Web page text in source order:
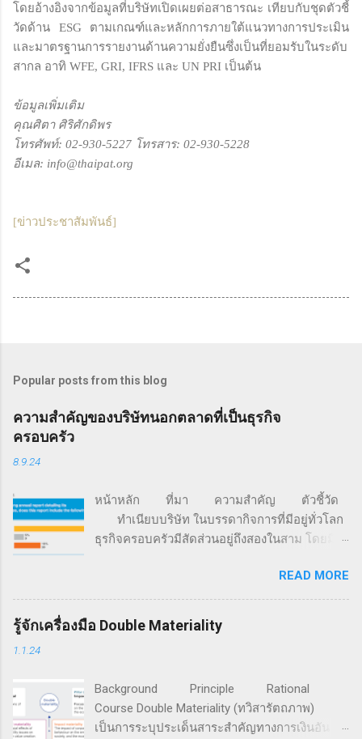
โดยอ้างอิงจากข้อมูลที่บริษัทเปิดเผยต่อสาธารณะ เทียบกับชุดตัวชี้
วัดด้าน ESG ตามเกณฑ์และหลักการภายใต้แนวทางการประเมิน
และมาตรฐานการรายงานด้านความยั่งยืนซึ่งเป็นที่ยอมรับในระดับ
สากล อาทิ WFE, GRI, IFRS และ UN PRI เป็นต้น
ข้อมูลเพิ่มเติม
คุณศิตา ศิริศักดิพร
โทรศัพท์: 02-930-5227 โทรสาร: 02-930-5228
อีเมล: info@thaipat.org
[ข่าวประชาสัมพันธ์]
Popular posts from this blog
ความสำคัญของบริษัทนอกตลาดที่เป็นธุรกิจ
ครอบครัว
8.9.24
หน้าหลัก ที่มา ความสำคัญ ตัวชี้วัด
ทำเนียบบริษัท ในบรรดากิจการที่มีอยู่ทั่วโลก
ธุรกิจครอบครัวมีสัดส่วนอยู่ถึงสองในสาม โดยมี
สัดส่วนการจ้างงานอยู่ราว 60% นอกจากนี้ 85%
ของธุรกิจสตาร์ตอัปทั่วโลก ถูกก่อตั้งขึ้นด้วยเงิน
จากครอบครัว (ที่มา: FFI Global Data Points) จาก
ข้อมูลการสำรวจของ Family Business Network
ใน 65 ประเทศทั่วโลก ระบุว่า แม้กิจการครอบครัว
จะให้ความสำคัญเพิ่มขึ้นกับประเด็นสิ่งแวดล้อม
สังคม และธรรมาภิบาล (ESG) แต่เกือบ 60% ของ
READ MORE
รู้จักเครื่องมือ Double Materiality
1.1.24
Background Principle Rational
Course Double Materiality (ทวิสารัตถภาพ)
เป็นการระบุประเด็นสาระสำคัญทางการเงินอัน